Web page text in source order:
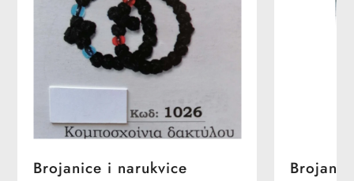
Brojanice i narukvice